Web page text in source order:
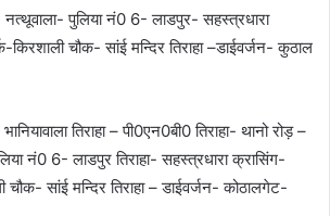
नत्थूवाला- पुलिया नं0 6- लाडपुर- सहस्त्रधारा
चौक- सांई मन्दिर तिराहा –डाईवर्जन- कुठाल
तिराहा – पी0एन0बी0 तिराहा- थानो रोड़ –
नं0 6- लाडपुर तिराहा- सहस्त्रधारा क्रासिंग-
सांई मन्दिर तिराहा – डाईवर्जन- कोठालगेट-